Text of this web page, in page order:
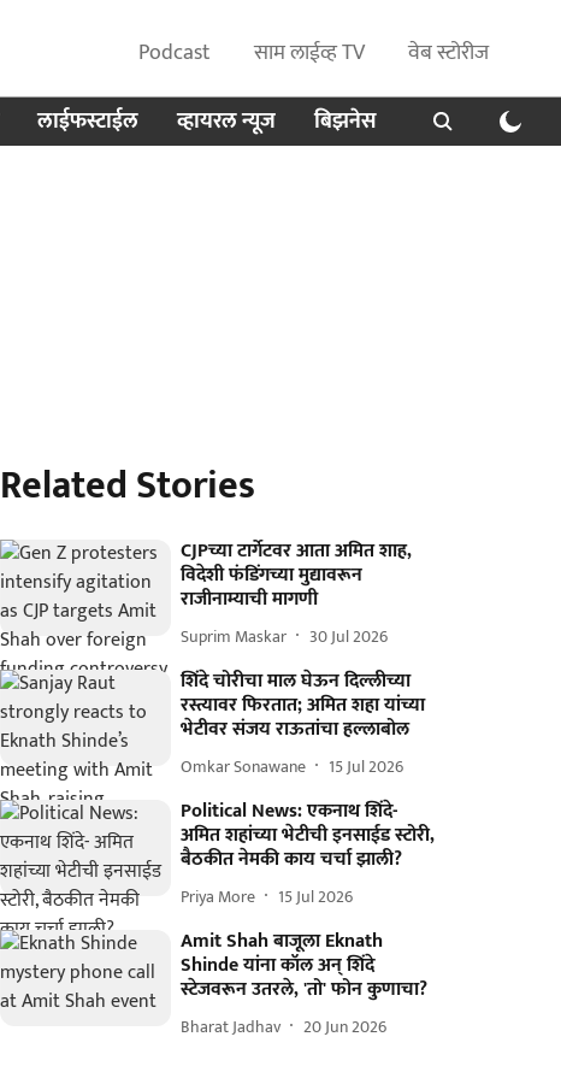
Podcast साम लाईव्ह TV
वेब स्टोरीज
लाईफस्टाईल व्हायरल न्यूज बिझनेस
Related Stories
CJPच्या टार्गेटवर आता अमित शाह,
विदेशी फंडिंगच्या मुद्यावरून
राजीनाम्याची मागणी
Suprim Maskar 30 Jul 2026
शिंदे चोरीचा माल घेऊन दिल्लीच्या
रस्त्यावर फिरतात; अमित शहा यांच्या
भेटीवर संजय राऊतांचा हल्लाबोल
Omkar Sonawane 15 Jul 2026
Political News: एकनाथ शिंदे-
अमित शहांच्या भेटीची इनसाईड स्टोरी,
बैठकीत नेमकी काय चर्चा झाली?
Priya More 15 Jul 2026
Amit Shah बाजूला Eknath
Shinde यांना कॉल अन् शिंदे
स्टेजवरून उतरले, 'तो' फोन कुणाचा?
Bharat Jadhav 20 Jun 2026